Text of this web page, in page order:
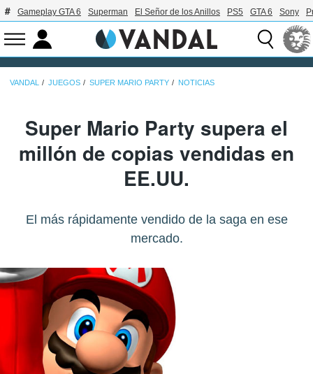
Gameplay GTA 6 Superman El Señor de los Anillos PS5 GTA 6 Sony
VANDAL JUEGOS SUPER MARIO PARTY NOTICIAS
Super Mario Party supera el
millón de copias vendidas en
EE.UU.
El más rápidamente vendido de la saga en ese
mercado.